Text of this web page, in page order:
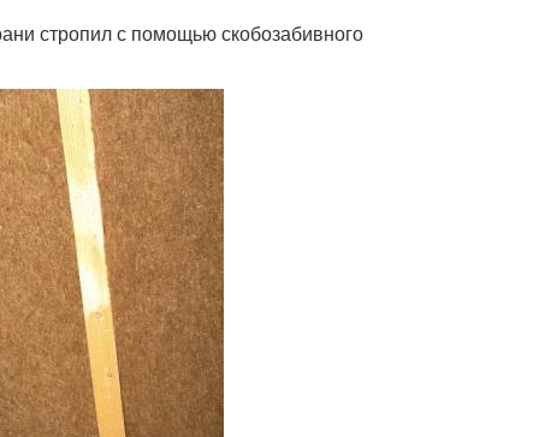
стропил с помощью скобозабивного